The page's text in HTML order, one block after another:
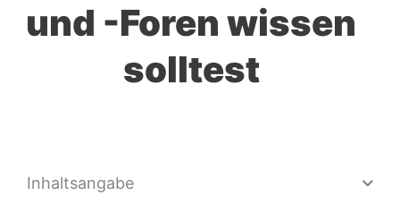
und -Foren wissen
solltest
Inhaltsangabe